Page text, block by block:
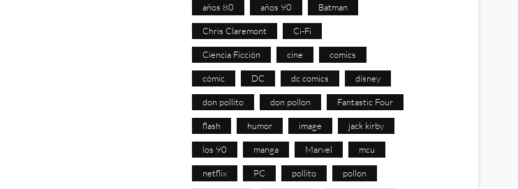
años 80 años 90 Batman
Chris Claremont Ci-Fi
Ciencia Ficción cine comics
cómic DC dc comics disney
don pollito don pollon Fantastic Four
flash humor image jack kirby
los 90 manga Marvel mcu
netflix PC pollito pollon